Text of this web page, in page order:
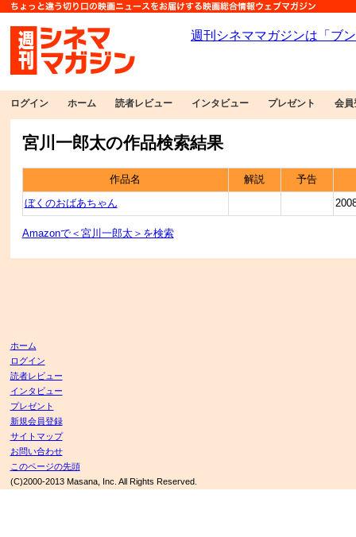
ログイン ホーム 読者レビュー インタビュー プレゼント 会員
宮川一郎太の作品検索結果
作品名 解説 予告
ぼくのおばあちゃん
Amazonで＜宮川一郎太＞を検索
ホーム
ログイン
読者レビュー
インタビュー
プレゼント
新規会員登録
サイトマップ
お問い合わせ
このページの先頭
(C)2000-2013 Masana, Inc. All Rights Reserved.